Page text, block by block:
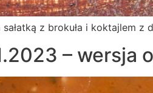
z brokuła i koktajlem z
– wersja